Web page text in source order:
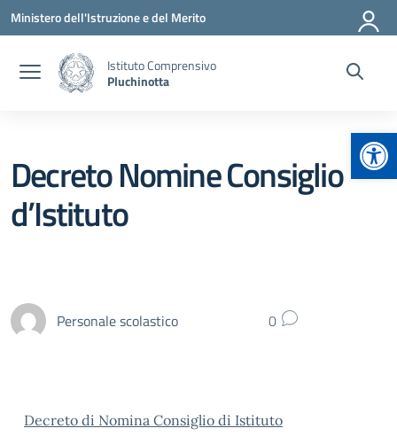
Vai ai contenuti
Vai al menu di navigazione
Vai al footer
Ministero dell'Istruzione e del Merito
Istituto Comprensivo
Pluchinotta
Decreto Nomine Consiglio
d’Istituto
Personale scolastico 0
Decreto di Nomina Consiglio di Istituto